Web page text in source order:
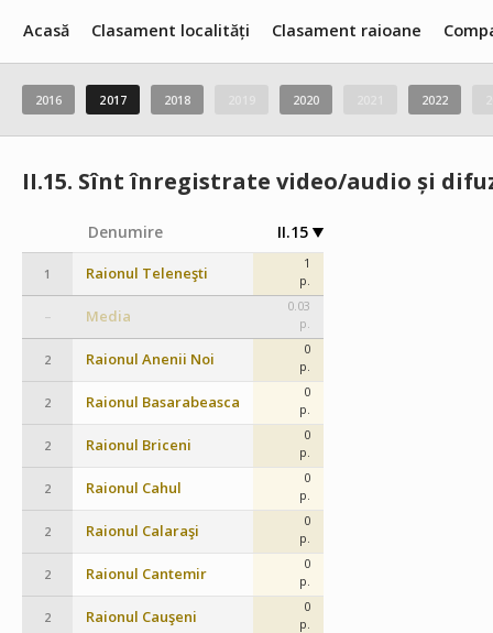
Acasă Clasament localități Clasament raioane
2016 2017 2018 2020 2022
II.15. Sînt înregistrate video/audio și
Denumire II.15
1 Raionul Teleneşti
1
p.
– Media
0.03
p.
2 Raionul Anenii Noi
0
p.
2 Raionul Basarabeasca
0
p.
2 Raionul Briceni
0
p.
2 Raionul Cahul
0
p.
2 Raionul Calaraşi
0
p.
2 Raionul Cantemir
0
p.
2 Raionul Cauşeni
0
p.